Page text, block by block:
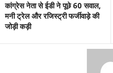
कांग्रेस नेता से ईडी ने पूछे 60 सवाल,
मनी ट्रेल और रजिस्ट्री फर्जीवाड़े की
जोड़ी कड़ी